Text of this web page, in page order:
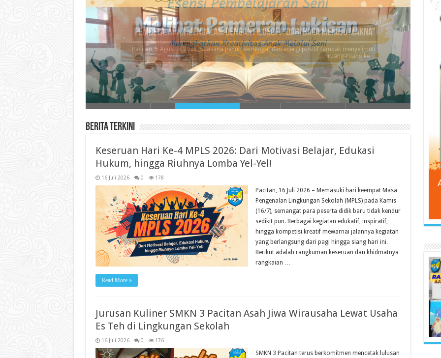
Melihat Pameran Lukisan untuk Meningkatkan Kreativitas Anak
Seni merupakan salah satu media pembelajaran yang mampu mengembangkan kepekaan
rasa, daya imajinasi,…
Berita Terkini
Keseruan Hari Ke-4 MPLS 2026: Dari Motivasi Belajar, Edukasi
Hukum, hingga Riuhnya Lomba Yel-Yel!
16 Juli 2026 0 178
Pacitan, 16 Juli 2026 – Memasuki hari keempat Masa
Pengenalan Lingkungan Sekolah (MPLS) pada Kamis
(16/7), semangat para peserta didik baru tidak kendur
sedikit pun. Berbagai kegiatan edukatif, inspiratif,
hingga kompetisi kreatif mewarnai jalannya kegiatan
yang berlangsung dari pagi hingga siang hari ini.
Berikut adalah rangkuman keseruan dan khidmatnya
rangkaian …
Read More »
Jurusan Kuliner SMKN 3 Pacitan Asah Jiwa Wirausaha Lewat Usaha
Es Teh di Lingkungan Sekolah
16 Juli 2026 0 176
SMKN 3 Pacitan terus berkomitmen mencetak lulusan